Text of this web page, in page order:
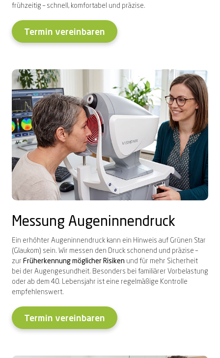
frühzeitig – schnell, komfortabel und präzise.
Termin vereinbaren
Messung Augeninnendruck
Ein erhöhter Augeninnendruck kann ein Hinweis auf Grünen Star
(Glaukom) sein. Wir messen den Druck schonend und präzise –
zur Früherkennung möglicher Risiken und für mehr Sicherheit
bei der Augengesundheit. Besonders bei familiärer Vorbelastung
oder ab dem 40. Lebensjahr ist eine regelmäßige Kontrolle
empfehlenswert.
Termin vereinbaren